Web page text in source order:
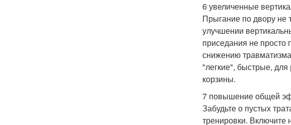
6 увеличенные
Прыгание по двору не
улучшении
приседания не просто
снижению
"легкие", быстрые,
корзины.
7 повышение общей
Забудьте о пустых
тренировки. Включите